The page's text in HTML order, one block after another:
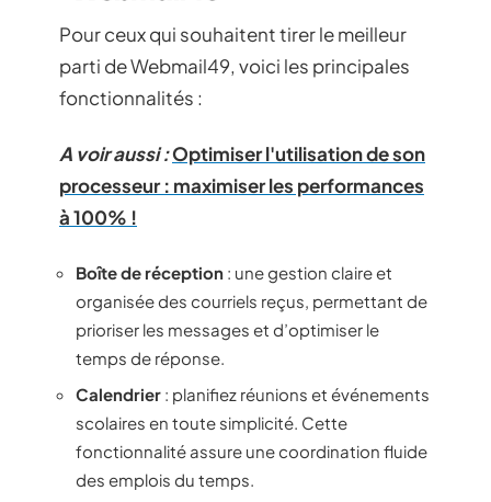
Pour ceux qui souhaitent tirer le meilleur
parti de Webmail49, voici les principales
fonctionnalités :
A voir aussi :Optimiser l'utilisation de son
processeur : maximiser les performances
à 100% !
Boîte de réception : une gestion claire et
organisée des courriels reçus, permettant de
prioriser les messages et d’optimiser le
temps de réponse.
Calendrier : planifiez réunions et événements
scolaires en toute simplicité. Cette
fonctionnalité assure une coordination fluide
des emplois du temps.